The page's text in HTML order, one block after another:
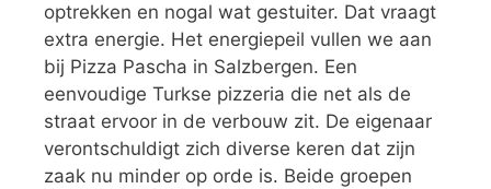
optrekken en nogal wat gestuiter. Dat vraagt
extra energie. Het energiepeil vullen we aan
bij Pizza Pascha in Salzbergen. Een
eenvoudige Turkse pizzeria die net als de
straat ervoor in de verbouw zit. De eigenaar
verontschuldigt zich diverse keren dat zijn
zaak nu minder op orde is. Beide groepen